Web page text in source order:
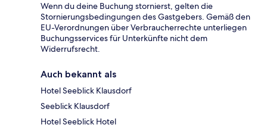
Wenn du deine Buchung stornierst, gelten die
Stornierungsbedingungen des Gastgebers. Gemäß den
EU-Verordnungen über Verbraucherrechte unterliegen
Buchungsservices für Unterkünfte nicht dem
Widerrufsrecht.
Auch bekannt als
Hotel Seeblick Klausdorf
Seeblick Klausdorf
Hotel Seeblick Hotel